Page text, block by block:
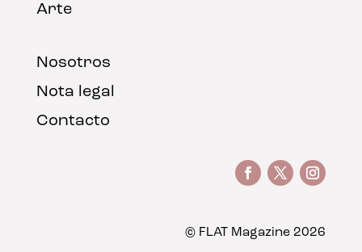
Arte
Nosotros
Nota legal
Contacto
© FLAT Magazine 2026